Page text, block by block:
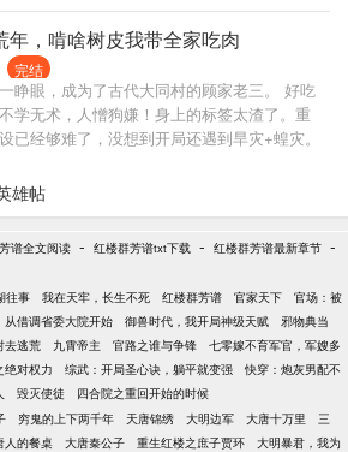
年，啃啥树皮我带全家吃肉
完结
睁眼，成为了古代大同村的顾家老三。 好吃
学无术，人憎狗嫌！身上的标签太渣了。重
已经够难了，没想到开局还遇到旱灾+蝗灾。
天然无污染野菜价值7商城币，是否售卖？
雄帖
谱全文阅读 - 红楼群芳谱txt下载 - 红楼群芳谱最新章节 -
往事 我在天牢，长生不死 红楼群芳谱 官家天下
官场：被
从借调省委大院开始 御兽时代，我开局神级天赋
邪物典当
去逃荒 九霄帝主 官路之谁与争锋
七零嫁不育军官，军嫂多
绝对权力 综武：开局圣心诀，躺平就变强
快穿：炮灰男配不
毁灭使徒 四合院之重回开始的时候
穷鬼的上下两千年 天唐锦绣 大明边军 大唐十万里
三
人的餐桌 大唐秦公子 重生红楼之庶子贾环
大明暴君，我为